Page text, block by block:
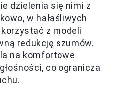
dzielenia się nimi z
w hałaśliwych
z modeli
redukcję szumów.
na komfortowe
co ogranicza